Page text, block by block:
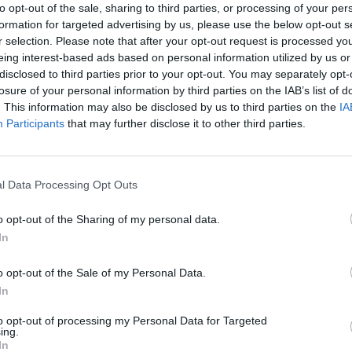
opt-out of the sale, sharing to third parties, or processing of your
for targeted advertising by us, please use the below opt-out
selection. Please note that after your opt-out request is processed
interest-based ads based on personal information utilized by us
to third parties prior to your opt-out. You may separately
of your personal information by third parties on the IAB’s list of
This information may also be disclosed by us to third parties on the
Participants that may further disclose it to other third parties.
Data Processing Opt Outs
opt-out of the Sharing of my personal data.
opt-out of the Sale of my Personal Data.
opt-out of processing my Personal Data for Targeted
επαναχρησιμοποιηθεί ως Παρατηρητήριο Πολιτιστικής
εκδηλώσεων και επιμορφωτικών δράσεων,
εγκεκριμένες μελέτες διασφαλίζουν την
και δομικών στοιχείων του μνημείου, ενώ
τον ιστορικό και κοινωνικό του χαρακτήρα. Η νέα
σε ζωντανό κύτταρο πολιτισμού για την
απόφαση, τον Μάιο του 2024, είχαν εγκριθεί οι
υλοποιηθεί απολογιστικά και με αυτεπιστασία από την
Τεχνικών Έργων Δυτικής Ελλάδας, Πελοποννήσου και
μελέτες προς θεώρηση στις αρμόδιες υπηρεσίες του